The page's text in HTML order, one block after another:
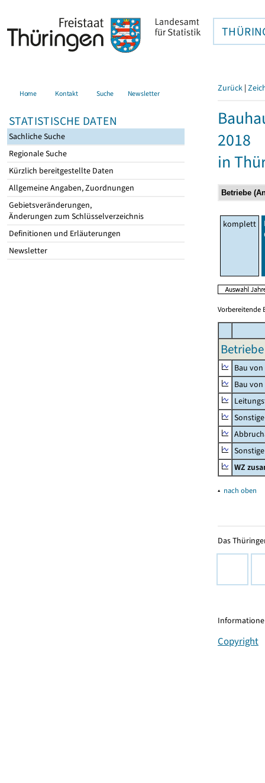
Home Kontakt Suche Newsletter
STATISTISCHE DATEN
Sachliche Suche
Regionale Suche
Kürzlich bereitgestellte Daten
Allgemeine Angaben, Zuordnungen
Gebietsveränderungen,
Änderungen zum Schlüsselverzeichnis
Definitionen und Erläuterungen
Newsletter
Zurück |
2018
in
komplett
Vorbereitende
Bau
Bau
WZ
▴ nach oben
Das
Copyright